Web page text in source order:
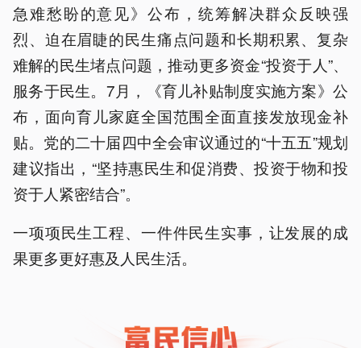
急难愁盼的意见》公布，统筹解决群众反映强
烈、迫在眉睫的民生痛点问题和长期积累、复杂
难解的民生堵点问题，推动更多资金“投资于人”、
服务于民生。7月，《育儿补贴制度实施方案》公
布，面向育儿家庭全国范围全面直接发放现金补
贴。党的二十届四中全会审议通过的“十五五”规划
建议指出，“坚持惠民生和促消费、投资于物和投
资于人紧密结合”。
一项项民生工程、一件件民生实事，让发展的成
果更多更好惠及人民生活。